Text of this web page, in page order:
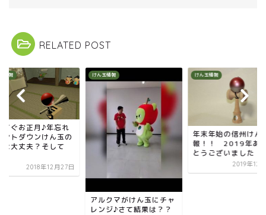
RELATED POST
情報
すぐお正月♪年忘れ
ントダウンけん玉の
は大丈夫？そして
2018年12月27日
けん玉情報
アルクマがけん玉にチャ
レンジ♪さて結果は？？
けん玉情報
年末年始の信州けん
報！！ 2019年あ
とうございました
2019年12